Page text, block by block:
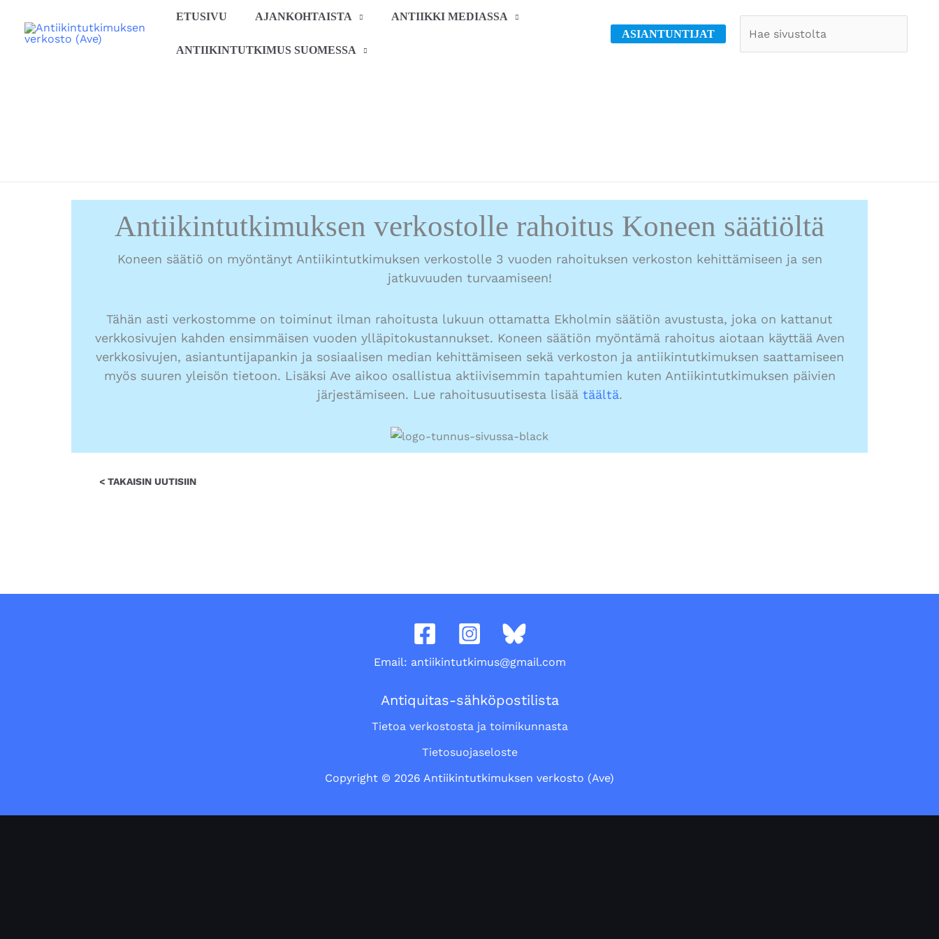
sisältöön
ETUSIVU AJANKOHTAISTA ANTIIKKI MEDIASSA
ANTIIKINTUTKIMUS SUOMESSA
ASIANTUNTIJAT
Antiikintutkimuksen verkostolle rahoitus Koneen säätiöltä
Koneen säätiö on myöntänyt Antiikintutkimuksen verkostolle 3 vuoden rahoituksen verkoston kehittämiseen ja sen
jatkuvuuden turvaamiseen!
Tähän asti verkostomme on toiminut ilman rahoitusta lukuun ottamatta Ekholmin säätiön avustusta, joka on kattanut
verkkosivujen kahden ensimmäisen vuoden ylläpitokustannukset. Koneen säätiön myöntämä rahoitus aiotaan käyttää Aven
verkkosivujen, asiantuntijapankin ja sosiaalisen median kehittämiseen sekä verkoston ja antiikintutkimuksen saattamiseen
myös suuren yleisön tietoon. Lisäksi Ave aikoo osallistua aktiivisemmin tapahtumien kuten Antiikintutkimuksen päivien
järjestämiseen. Lue rahoitusuutisesta lisää täältä.
< TAKAISIN UUTISIIN
Email: antiikintutkimus@gmail.com
Antiquitas-sähköpostilista
Tietoa verkostosta ja toimikunnasta
Tietosuojaseloste
Copyright © 2026 Antiikintutkimuksen verkosto (Ave)